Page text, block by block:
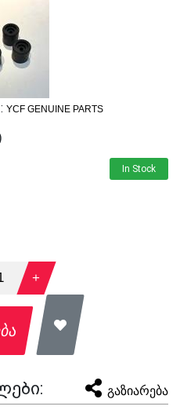
YCF GENUINE PARTS
In Stock
+
გაზიარება